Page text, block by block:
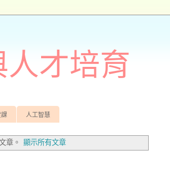
人才培育
人工智慧
章。 顯示所有文章